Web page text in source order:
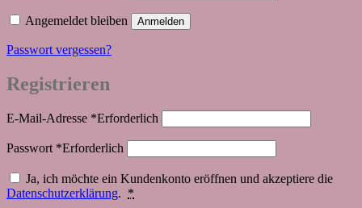
Angemeldet bleiben Anmelden
Passwort vergessen?
Registrieren
E-Mail-Adresse *Erforderlich
Passwort *Erforderlich
Ja, ich möchte ein Kundenkonto eröffnen und akzeptiere die
Datenschutzerklärung. *